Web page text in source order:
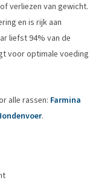
verliezen van gewicht.
en is rijk aan
liefst 94% van de
voor optimale voeding
alle rassen: Farmina
.